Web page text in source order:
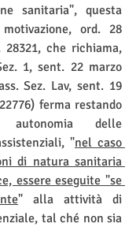
sanitaria", questa
ord. 28
28321, che richiama,
1, sent. 22 marzo
Sez. Lav, sent. 19
ferma restando
autonomia delle
"nel caso
di natura sanitaria
essere eseguite "se
" alla attività di
tal ché non sia